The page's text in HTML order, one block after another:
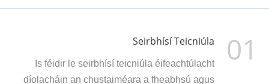
01
Seirbhísí Teicniúla
Is féidir le seirbhísí teicniúla éifeachtúlacht
díolacháin an chustaiméara a fheabhsú agus